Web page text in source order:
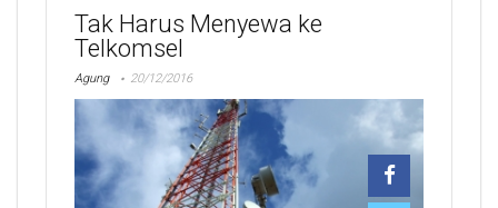
Tak Harus Menyewa ke
Telkomsel
Agung 20/12/2016